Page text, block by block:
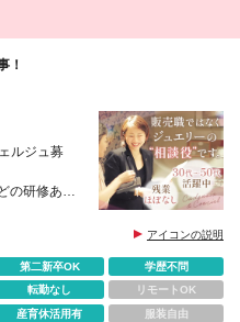
岡、小倉 ◆熊本／熊本 ◆鹿児島
stores 【allureville／16店舗
stores
／5店舗展開中】
shop/
！
ルジュ募
の研修あり
室も利用可
アイコンの説明
第二新卒OK
学歴不問
転勤なし
リモートOK
産育休活用有
服装自由